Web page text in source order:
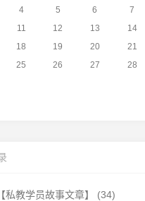
4 5 6 7
11 12 13 14
18 19 20 21
25 26 27 28
私教学员故事文章】
(34)